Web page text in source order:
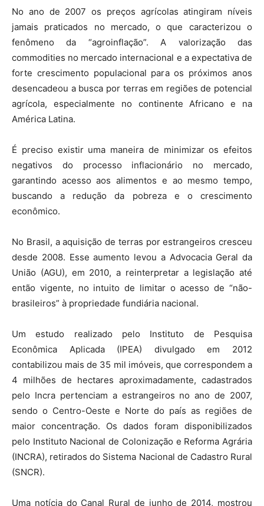
No ano de 2007 os preços agrícolas atingiram níveis
jamais praticados no mercado, o que caracterizou o
fenômeno da “agroinflação”. A valorização das
commodities no mercado internacional e a expectativa de
forte crescimento populacional para os próximos anos
desencadeou a busca por terras em regiões de potencial
agrícola, especialmente no continente Africano e na
América Latina.
É preciso existir uma maneira de minimizar os efeitos
negativos do processo inflacionário no mercado,
garantindo acesso aos alimentos e ao mesmo tempo,
buscando a redução da pobreza e o crescimento
econômico.
No Brasil, a aquisição de terras por estrangeiros cresceu
desde 2008. Esse aumento levou a Advocacia Geral da
União (AGU), em 2010, a reinterpretar a legislação até
então vigente, no intuito de limitar o acesso de “não-
brasileiros” à propriedade fundiária nacional.
Um estudo realizado pelo Instituto de Pesquisa
Econômica Aplicada (IPEA) divulgado em 2012
contabilizou mais de 35 mil imóveis, que correspondem a
4 milhões de hectares aproximadamente, cadastrados
pelo Incra pertenciam a estrangeiros no ano de 2007,
sendo o Centro-Oeste e Norte do país as regiões de
maior concentração. Os dados foram disponibilizados
pelo Instituto Nacional de Colonização e Reforma Agrária
(INCRA), retirados do Sistema Nacional de Cadastro Rural
(SNCR).
Uma notícia do Canal Rural de junho de 2014, mostrou